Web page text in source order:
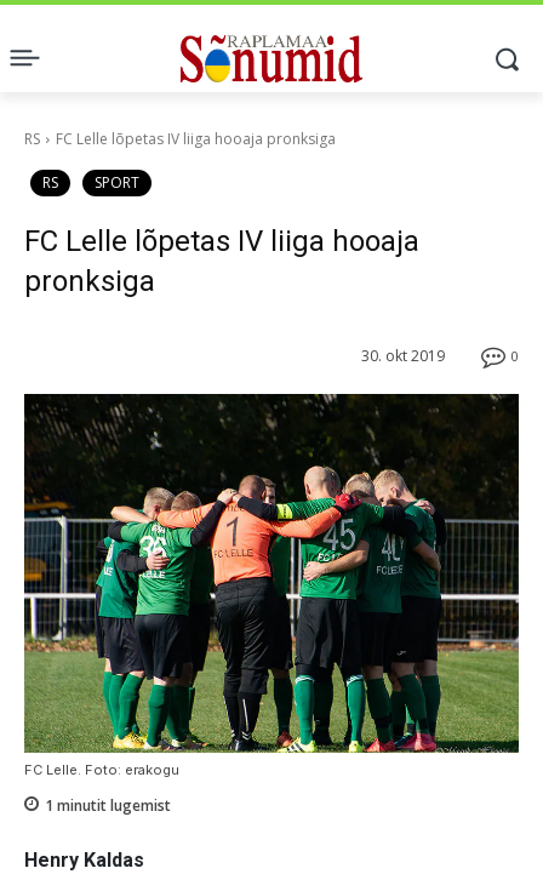
RS FC Lelle lõpetas IV liiga hooaja pronksiga
RS SPORT
FC Lelle lõpetas IV liiga hooaja
pronksiga
0
30. okt 2019
FC Lelle. Foto: erakogu
1 minutit lugemist
Henry Kaldas